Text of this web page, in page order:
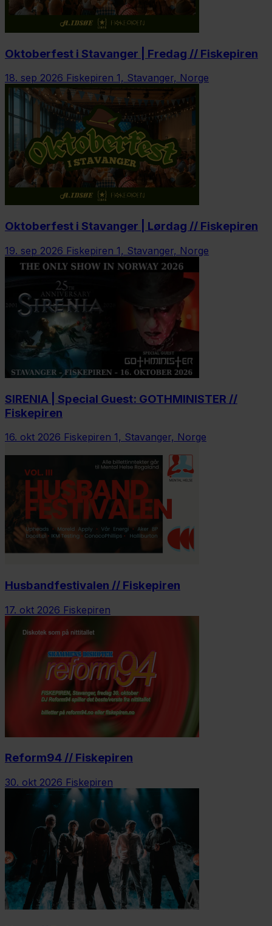
Oktoberfest i Stavanger | Fredag // Fiskepiren
18. sep 2026 Fiskepiren 1, Stavanger, Norge
Oktoberfest i Stavanger | Lørdag // Fiskepiren
19. sep 2026 Fiskepiren 1, Stavanger, Norge
SIRENIA | Special Guest: GOTHMINISTER //
Fiskepiren
16. okt 2026 Fiskepiren 1, Stavanger, Norge
Husbandfestivalen // Fiskepiren
17. okt 2026 Fiskepiren
Reform94 // Fiskepiren
30. okt 2026 Fiskepiren